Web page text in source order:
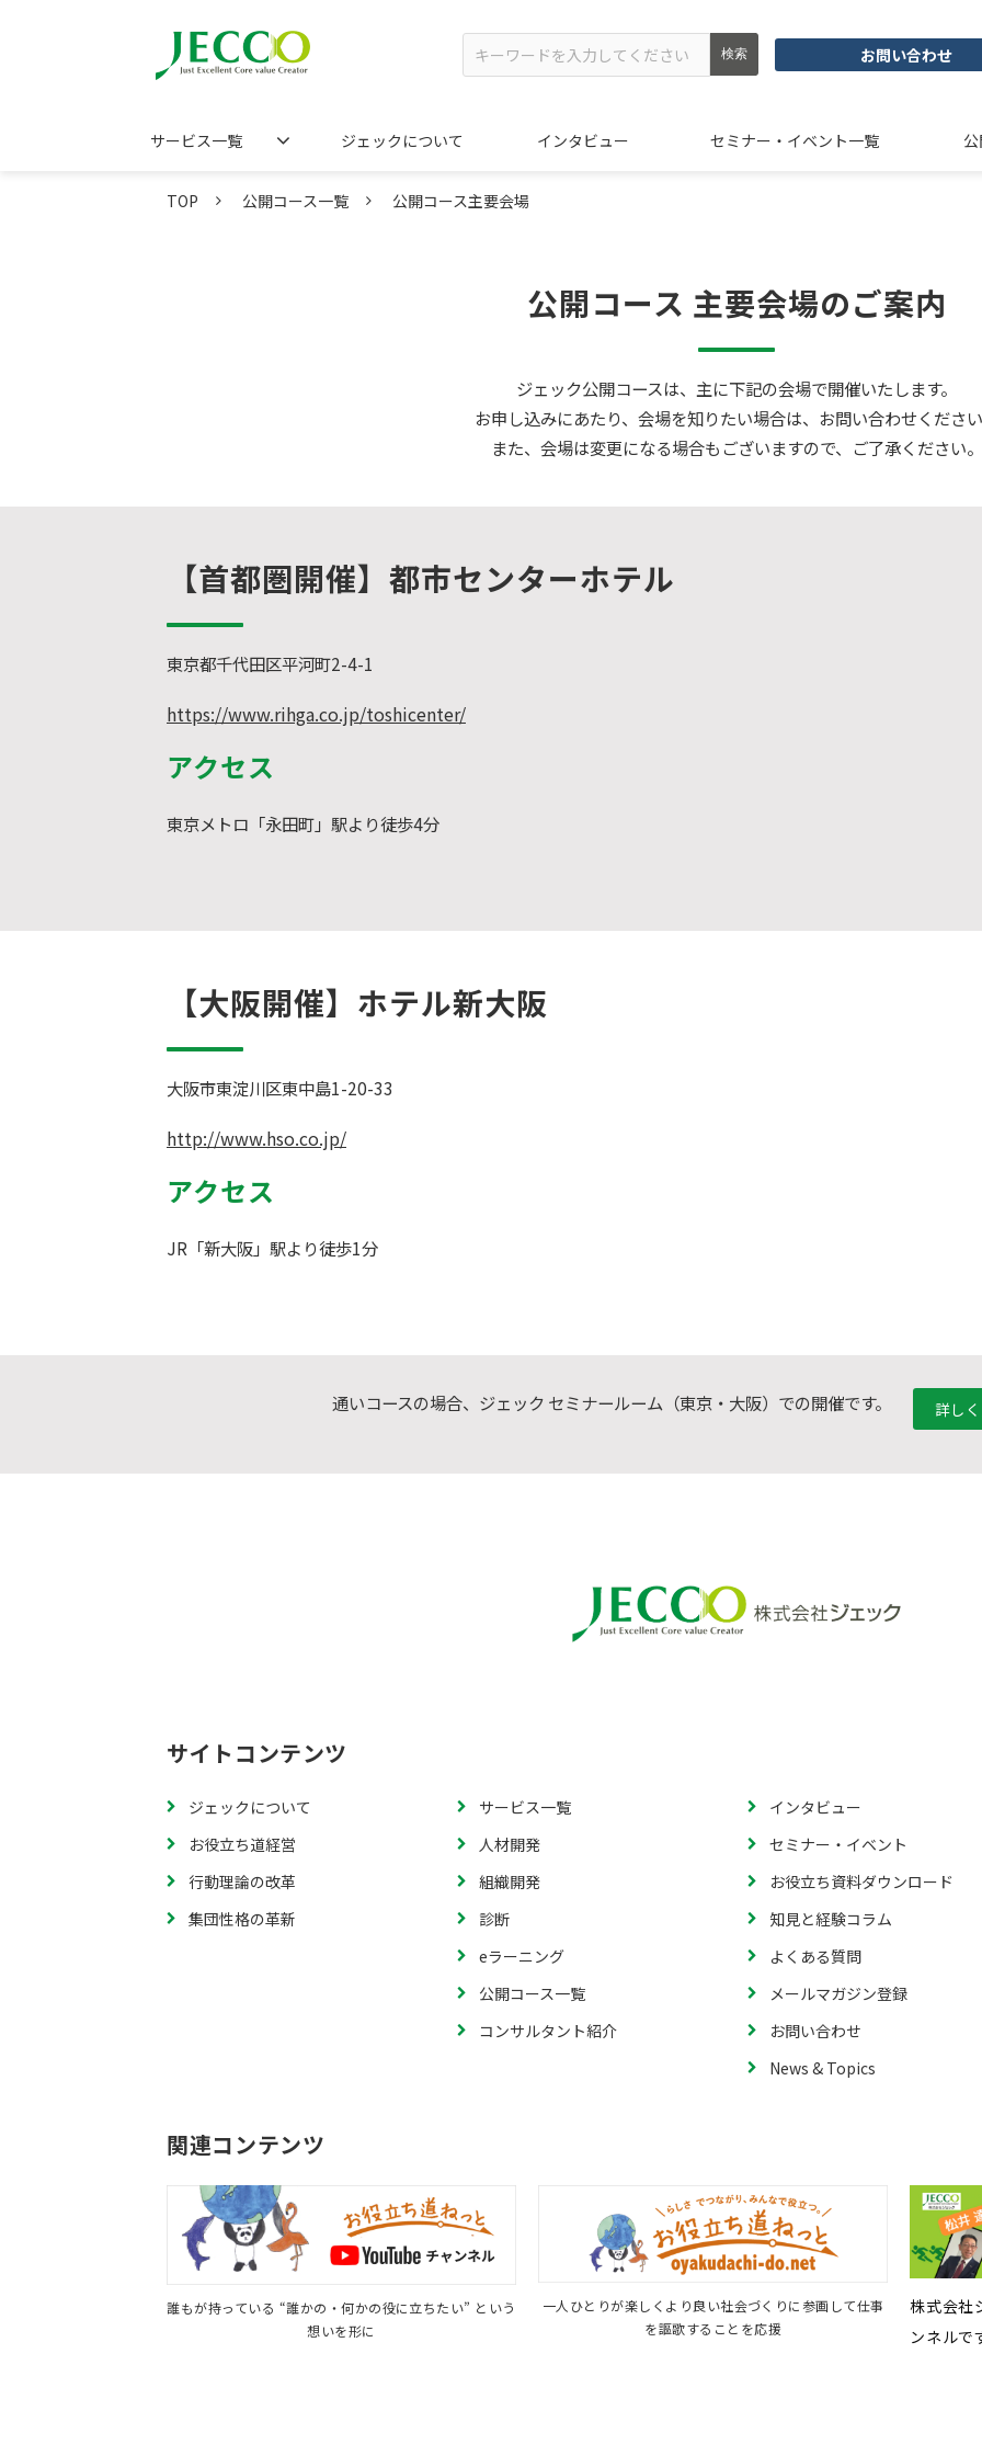
お問い合わせ
サービス一覧 ジェックについて インタビュー セミナー・イベント一覧
TOP 公開コース一覧 公開コース主要会場
公開コース 主要会場のご案内
ジェック公開コースは、主に下記の会場で開催いたします。
お申し込みにあたり、会場を知りたい場合は、お問い合わせください
また、会場は変更になる場合もございますので、ご了承ください。
【首都圏開催】都市センターホテル
東京都千代田区平河町2-4-1
https://www.rihga.co.jp/toshicenter/
アクセス
東京メトロ「永田町」駅より徒歩4分
【大阪開催】ホテル新大阪
大阪市東淀川区東中島1-20-33
http://www.hso.co.jp/
アクセス
JR「新大阪」駅より徒歩1分
通いコースの場合、ジェック セミナールーム（東京・大阪）での開催です。 詳し
サイトコンテンツ
ジェックについて
お役立ち道経営
行動理論の改革
集団性格の革新
サービス一覧
人材開発
組織開発
診断
eラーニング
公開コース一覧
コンサルタント紹介
インタビュー
セミナー・イベント
お役立ち資料ダウンロード
知見と経験コラム
よくある質問
メールマガジン登録
お問い合わせ
News & Topics
関連コンテンツ
誰もが持っている “誰かの・何かの役に立ちたい” という
想いを形に
一人ひとりが楽しくより良い社会づくりに参画して仕事
を謳歌することを応援
株式会社
ンネルで